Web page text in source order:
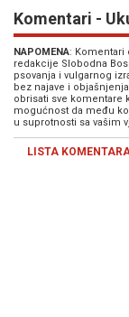
Komentari -
NAPOMENA: Komentari
redakcije Slobodna
psovanja i vulgarnog
bez najave i
obrisati sve komentare
mogućnost da među
u suprotnosti sa vašim
LISTA